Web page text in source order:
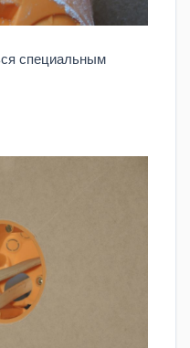
специальным